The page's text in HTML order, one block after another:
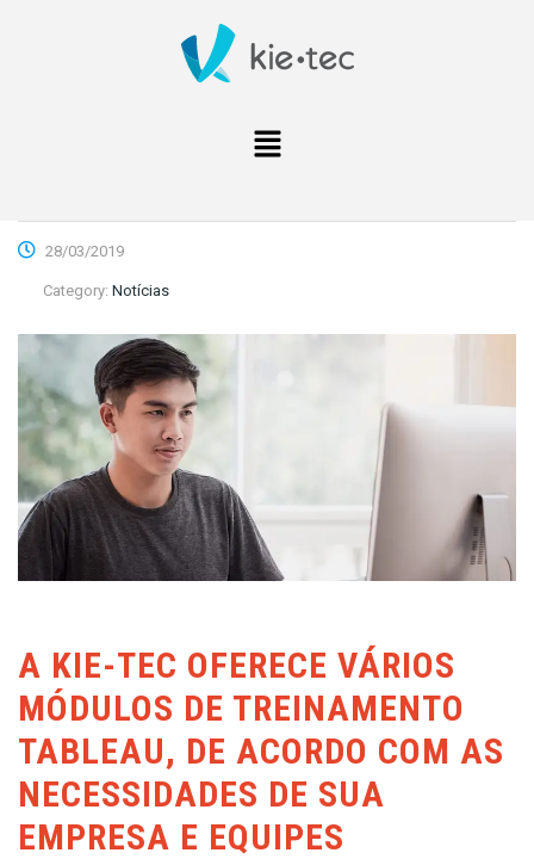
28/03/2019
Category: Notícias
A KIE-TEC OFERECE VÁRIOS
MÓDULOS DE TREINAMENTO
TABLEAU, DE ACORDO COM AS
NECESSIDADES DE SUA
EMPRESA E EQUIPES